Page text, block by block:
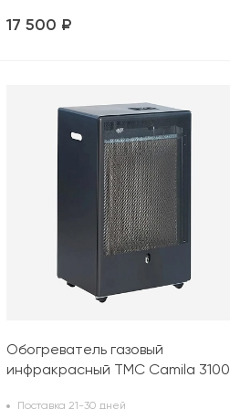
17 500 ₽
Обогреватель газовый
инфракрасный TMC Camila 3100
Поставка 21-30 дней